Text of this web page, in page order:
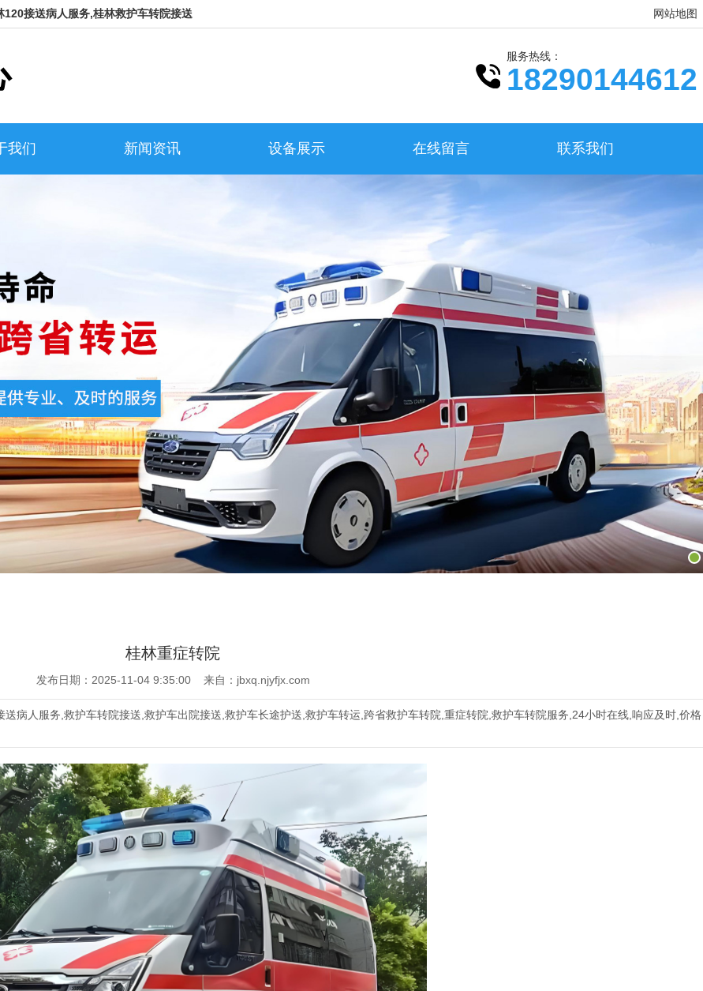
120接送病人服务,桂林救护车转院接送 网站地图
服务热线：
18290144612
我们 新闻资讯 设备展示 在线留言 联系我们
桂林重症转院
发布日期：2025-11-04 9:35:00 来自：jbxq.njyfjx.com
病人服务,救护车转院接送,救护车出院接送,救护车长途护送,救护车转运,跨省救护车转院,重症转院,救护车转院服务,24小时在线,响应及时,价格